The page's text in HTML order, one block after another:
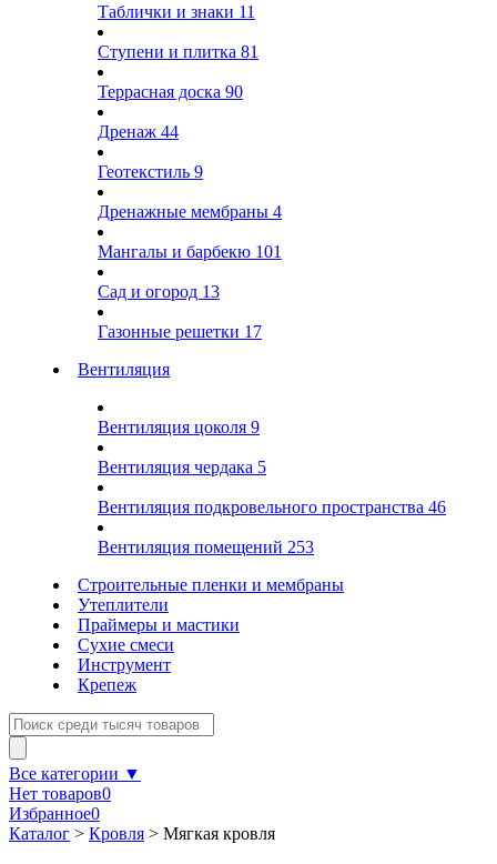
Таблички и знаки 11
Ступени и плитка 81
Террасная доска 90
Дренаж 44
Геотекстиль 9
Дренажные мембраны 4
Мангалы и барбекю 101
Сад и огород 13
Газонные решетки 17
Вентиляция
Вентиляция цоколя 9
Вентиляция чердака 5
Вентиляция подкровельного пространства 46
Вентиляция помещений 253
Строительные пленки и мембраны
Утеплители
Праймеры и мастики
Сухие смеси
Инструмент
Крепеж
Все категории ▼
Нет товаров0
Избранное0
Каталог > Кровля > Мягкая кровля